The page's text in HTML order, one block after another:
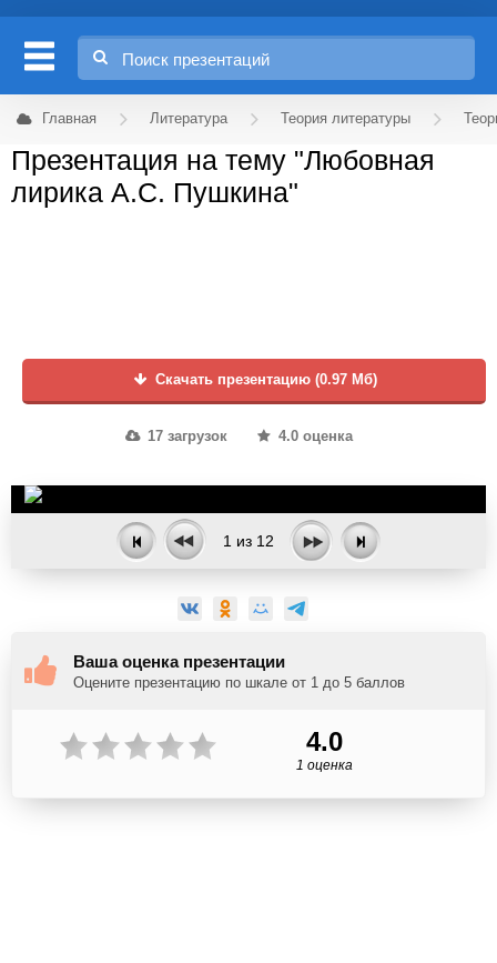
Главная Литература Теория литературы
Презентация на тему "Любовная
лирика А.С. Пушкина"
Скачать презентацию (0.97 Мб)
17 загрузок 4.0 оценка
1 из 12
Ваша оценка презентации
Оцените презентацию по шкале от 1 до 5 баллов
4.0
1 оценка